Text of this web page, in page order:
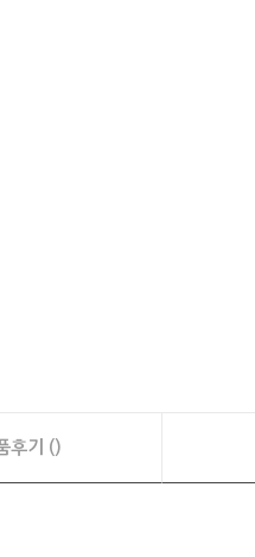
후기 ()